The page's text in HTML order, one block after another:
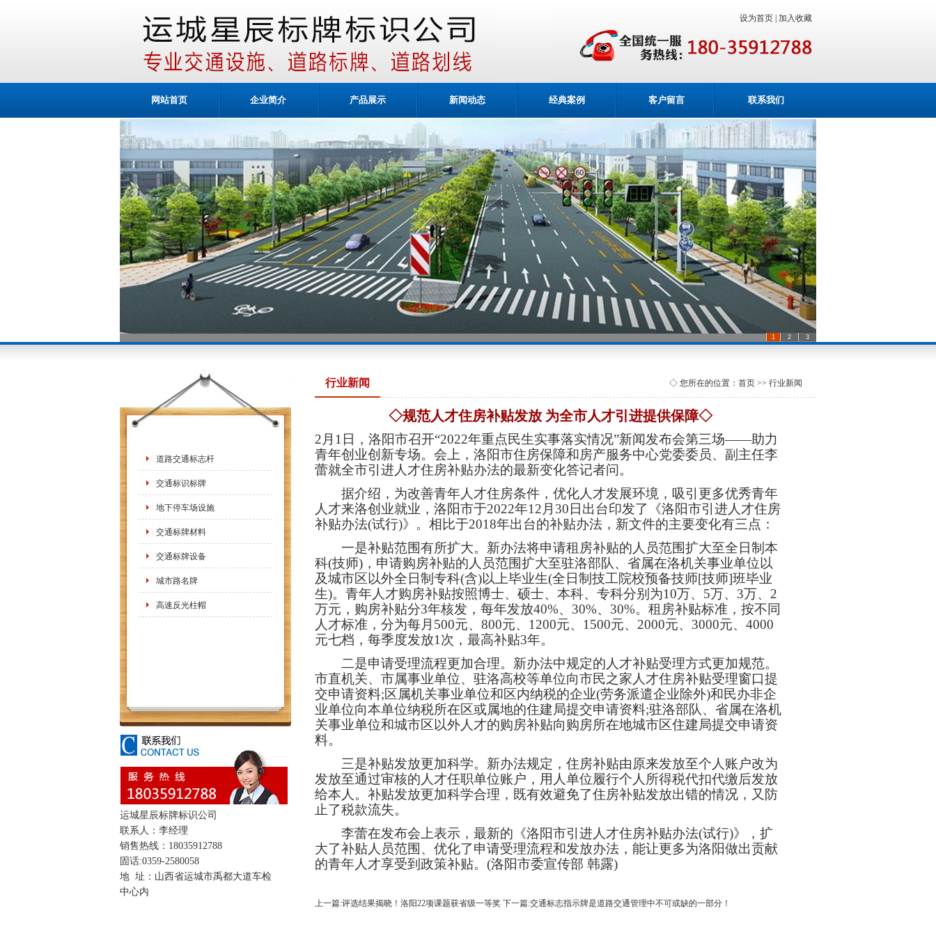
设为首页 | 加入收藏
网站首页 企业简介 产品展示 新闻动态 经典案例 客户留言 联系我们
1 2 3
道路交通标志杆
交通标识标牌
地下停车场设施
交通标牌材料
交通标牌设备
城市路名牌
高速反光柱帽
运城星辰标牌标识公司
联系人：李经理
销售热线：18035912788
固话:0359-2580058
地 址：山西省运城市禹都大道车检
中心内
行业新闻 ◇ 您所在的位置：首页 >> 行业新闻
◇规范人才住房补贴发放 为全市人才引进提供保障◇
2月1日，洛阳市召开“2022年重点民生实事落实情况”新闻发布会第三场——助力
青年创业创新专场。会上，洛阳市住房保障和房产服务中心党委委员、副主任李
蕾就全市引进人才住房补贴办法的最新变化答记者问。
据介绍，为改善青年人才住房条件，优化人才发展环境，吸引更多优秀青年
人才来洛创业就业，洛阳市于2022年12月30日出台印发了《洛阳市引进人才住房
补贴办法(试行)》。相比于2018年出台的补贴办法，新文件的主要变化有三点：
一是补贴范围有所扩大。新办法将申请租房补贴的人员范围扩大至全日制本
科(技师)，申请购房补贴的人员范围扩大至驻洛部队、省属在洛机关事业单位以
及城市区以外全日制专科(含)以上毕业生(全日制技工院校预备技师[技师]班毕业
生)。青年人才购房补贴按照博士、硕士、本科、专科分别为10万、5万、3万、2
万元，购房补贴分3年核发，每年发放40%、30%、30%。租房补贴标准，按不同
人才标准，分为每月500元、800元、1200元、1500元、2000元、3000元、4000
元七档，每季度发放1次，最高补贴3年。
二是申请受理流程更加合理。新办法中规定的人才补贴受理方式更加规范。
市直机关、市属事业单位、驻洛高校等单位向市民之家人才住房补贴受理窗口提
交申请资料;区属机关事业单位和区内纳税的企业(劳务派遣企业除外)和民办非企
业单位向本单位纳税所在区或属地的住建局提交申请资料;驻洛部队、省属在洛机
关事业单位和城市区以外人才的购房补贴向购房所在地城市区住建局提交申请资
料。
三是补贴发放更加科学。新办法规定，住房补贴由原来发放至个人账户改为
发放至通过审核的人才任职单位账户，用人单位履行个人所得税代扣代缴后发放
给本人。补贴发放更加科学合理，既有效避免了住房补贴发放出错的情况，又防
止了税款流失。
李蕾在发布会上表示，最新的《洛阳市引进人才住房补贴办法(试行)》，扩
大了补贴人员范围、优化了申请受理流程和发放办法，能让更多为洛阳做出贡献
的青年人才享受到政策补贴。(洛阳市委宣传部 韩露)
上一篇:评选结果揭晓！洛阳22项课题获省级一等奖 下一篇:交通标志指示牌是道路交通管理中不可或缺的一部分！